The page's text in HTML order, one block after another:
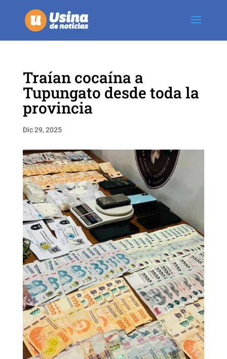
Traían cocaína a
Tupungato desde toda la
provincia
Dic 29, 2025